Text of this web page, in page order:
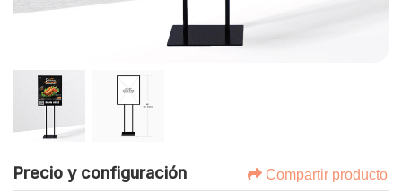
Precio y configuración Compartir producto